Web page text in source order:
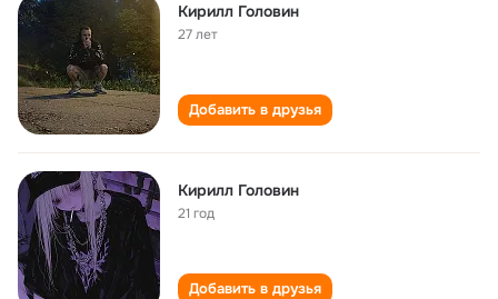
Кирилл Головин
27 лет
Добавить в друзья
Кирилл Головин
21 год
Добавить в друзья